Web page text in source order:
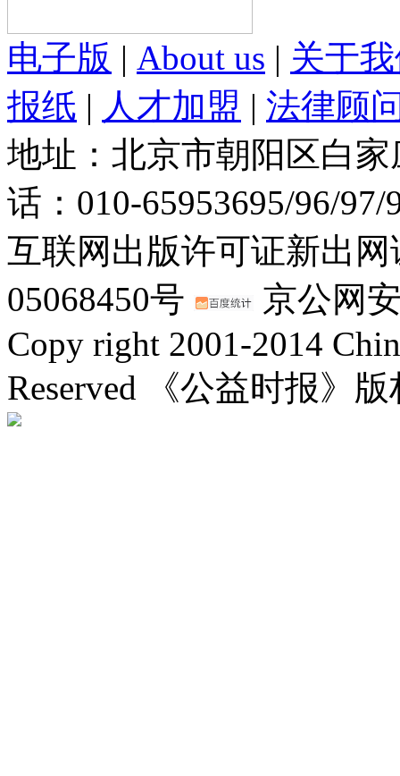
电子版 | About us | 关于
报纸 | 人才加盟 | 法律顾
地址：北京市朝阳区白
话：010-65953695/96/
互联网出版许可证新出
05068450号
京公网
Copy right 2001-2014
Reserved 《公益时报》